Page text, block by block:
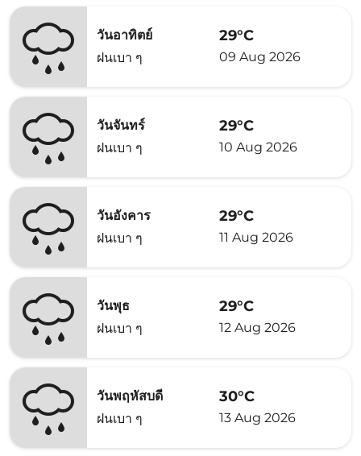
วันอาทิตย์
ฝนเบา ๆ
29°C
09 Aug 2026
วันจันทร์
ฝนเบา ๆ
29°C
10 Aug 2026
วันอังคาร
ฝนเบา ๆ
29°C
11 Aug 2026
วันพุธ
ฝนเบา ๆ
29°C
12 Aug 2026
วันพฤหัสบดี
ฝนเบา ๆ
30°C
13 Aug 2026